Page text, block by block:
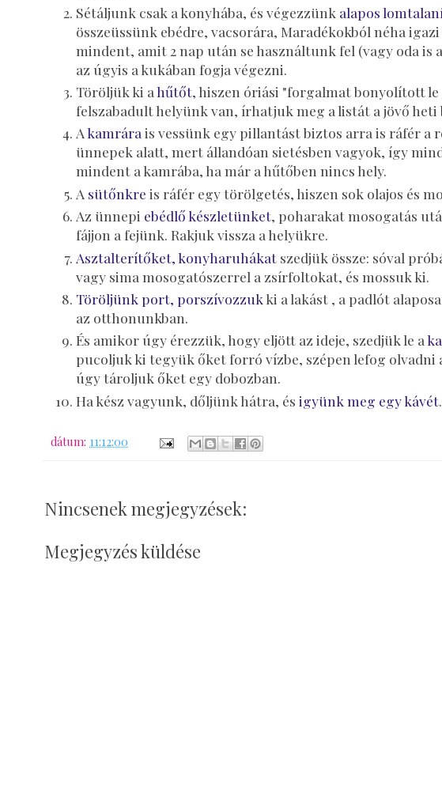
Sétáljunk csak a konyhába, és végezzünk alapos
összeüssünk ebédre, vacsorára, Maradékokból néha
mindent, amit 2 nap után se használtunk fel (vagy oda
az úgyis a kukában fogja végezni.
Töröljük ki ahűtőt, hiszen óriási "forgalmat bonyolított
felszabadult helyünk van, írhatjuk meg a listát a jövő heti
Akamrára is vessünk egy pillantást biztos arra is ráfér a
ünnepek alatt, mert állandóan sietésben vagyok, így
mindent a kamrába, ha már a hűtőben nincs hely.
A sütőnkre is ráfér egy törölgetés, hiszen sok olajos és
Az ünnepi ebédlő készletünket, poharakat mosogatás
fájjon a fejünk. Rakjuk vissza a helyükre.
Asztalterítőket, konyharuhákat szedjük össze: sóval
vagy sima mosogatószerrel a zsírfoltokat, és mossuk ki.
Töröljünk port, porszívozzuk ki a lakást , a padlót
az otthonunkban.
És amikor úgy érezzük, hogy eljött az ideje, szedjük le a
pucoljuk ki tegyük őket forró vízbe, szépen lefog
úgy tároljuk őket egy dobozban.
Ha kész vagyunk, dőljünk hátra, és igyünk meg egy kávét
dátum: 11:12:00
Nincsenek megjegyzések:
Megjegyzés küldése